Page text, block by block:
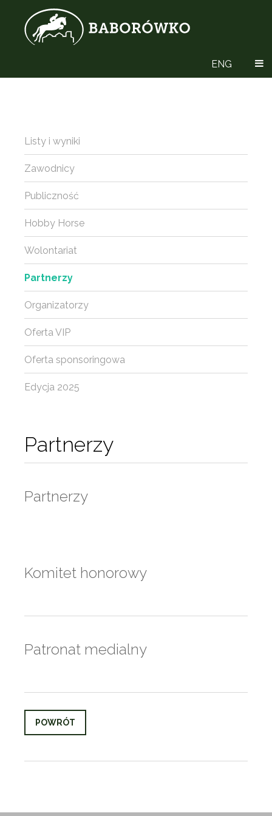
ENG
Partnerzy
Partnerzy
Komitet honorowy
Patronat medialny
POWRÓT
Listy i wyniki
Zawodnicy
Publiczność
Hobby Horse
Wolontariat
Partnerzy
Organizatorzy
Oferta VIP
Oferta sponsoringowa
Edycja 2025